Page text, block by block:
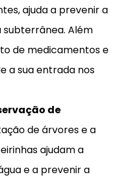
ajuda a prevenir a
Além
de medicamentos e
a sua entrada nos
de
de árvores e a
ajudam a
e a prevenir a